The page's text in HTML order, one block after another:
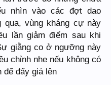
nhìn vào các đợt dao
qua, vùng kháng cự này
lần giảm điểm sau khi
giằng co ở ngưỡng này
chỉnh nhẹ nếu không có
để đẩy giá lên